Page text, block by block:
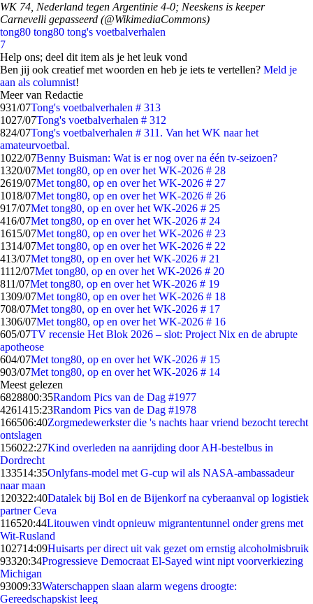
WK 74, Nederland tegen Argentinie 4-0; Neeskens is keeper
Carnevelli gepasseerd (@WikimediaCommons)
tong80 tong80 tong's voetbalverhalen
7
Help ons; deel dit item als je het leuk vond
Ben jij ook creatief met woorden en heb je iets te vertellen? Meld je
aan als columnist!
Meer van Redactie
931/07Tong's voetbalverhalen # 313
1027/07Tong's voetbalverhalen # 312
824/07Tong's voetbalverhalen # 311. Van het WK naar het
amateurvoetbal.
1022/07Benny Buisman: Wat is er nog over na één tv-seizoen?
1320/07Met tong80, op en over het WK-2026 # 28
2619/07Met tong80, op en over het WK-2026 # 27
1018/07Met tong80, op en over het WK-2026 # 26
917/07Met tong80, op en over het WK-2026 # 25
416/07Met tong80, op en over het WK-2026 # 24
1615/07Met tong80, op en over het WK-2026 # 23
1314/07Met tong80, op en over het WK-2026 # 22
413/07Met tong80, op en over het WK-2026 # 21
1112/07Met tong80, op en over het WK-2026 # 20
811/07Met tong80, op en over het WK-2026 # 19
1309/07Met tong80, op en over het WK-2026 # 18
708/07Met tong80, op en over het WK-2026 # 17
1306/07Met tong80, op en over het WK-2026 # 16
605/07TV recensie Het Blok 2026 – slot: Project Nix en de abrupte
apotheose
604/07Met tong80, op en over het WK-2026 # 15
903/07Met tong80, op en over het WK-2026 # 14
Meest gelezen
6828800:35Random Pics van de Dag #1977
4261415:23Random Pics van de Dag #1978
166506:40Zorgmedewerkster die 's nachts haar vriend bezocht terecht
ontslagen
156022:27Kind overleden na aanrijding door AH-bestelbus in
Dordrecht
133514:35Onlyfans-model met G-cup wil als NASA-ambassadeur
naar maan
120322:40Datalek bij Bol en de Bijenkorf na cyberaanval op logistiek
partner Ceva
116520:44Litouwen vindt opnieuw migrantentunnel onder grens met
Wit-Rusland
102714:09Huisarts per direct uit vak gezet om ernstig alcoholmisbruik
93320:34Progressieve Democraat El-Sayed wint nipt voorverkiezing
Michigan
93009:33Waterschappen slaan alarm wegens droogte:
Gereedschapskist leeg